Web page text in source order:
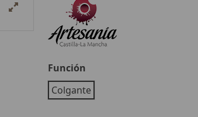
Función
Colgante